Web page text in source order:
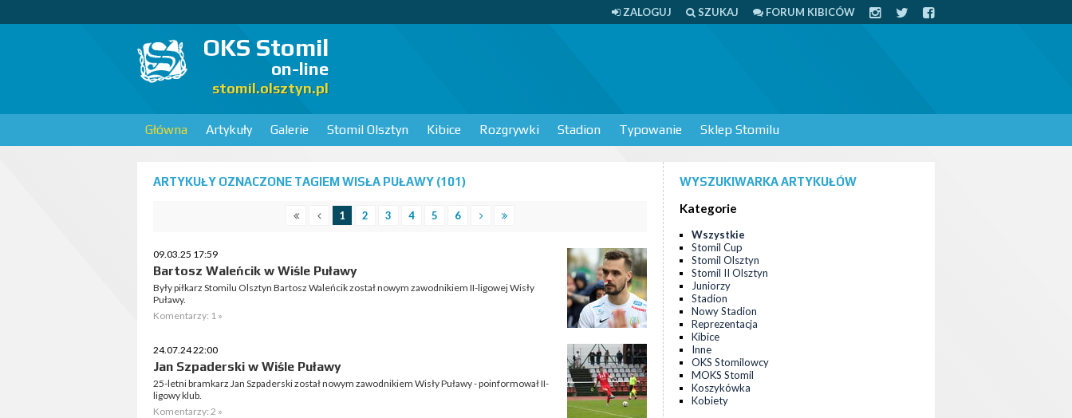
ZALOGUJ SZUKAJ FORUM KIBICÓW
OKS Stomil
on-line
stomil.olsztyn.pl
Główna Artykuły Galerie Stomil Olsztyn Kibice Rozgrywki Stadion Typowanie Sklep Stomilu
ARTYKUŁY OZNACZONE TAGIEM WISŁA PUŁAWY (101)
1 2 3 4 5 6
09.03.25 17:59
Bartosz Waleńcik w Wiśle Puławy
Były piłkarz Stomilu Olsztyn Bartosz Waleńcik został nowym zawodnikiem II-ligowej Wisły
Puławy.
Komentarzy: 1 »
24.07.24 22:00
Jan Szpaderski w Wiśle Puławy
25-letni bramkarz Jan Szpaderski został nowym zawodnikiem Wisły Puławy - poinformował II-
ligowy klub.
Komentarzy: 2 »
WYSZUKIWARKA ARTYKUŁÓW
Kategorie
Wszystkie
Stomil Cup
Stomil Olsztyn
Stomil II Olsztyn
Juniorzy
Stadion
Nowy Stadion
Reprezentacja
Kibice
Inne
OKS Stomilowcy
MOKS Stomil
Koszykówka
Kobiety